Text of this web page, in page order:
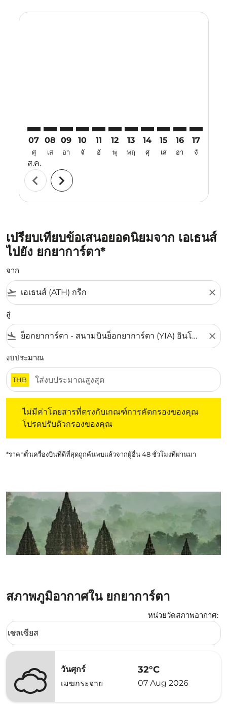
07
ศุ
ส.ค.
08
เส
09
อา
10
จั
11
อั
12
พุ
13
พฤ
14
ศุ
15
เส
16
อา
17
จั
chevron_left chevron_right
เปรียบเทียบข้อเสนอยอดนิยมจาก เอเธนส์
ไปยัง ยกยาการ์ตา*
จาก
flight_takeoff close
สู่
flight_land close
งบประมาณ
THB
ไม่มีค่าโดยสารที่ตรงกับเกณฑ์การคัดกรองของคุณ
โปรดปรับตัวกรองของคุณ
*ราคาตั๋วเครื่องบินที่ดีที่สุดถูกค้นพบแล้วจากผู้อื่น 48 ชั่วโมงที่ผ่านมา
สภาพภูมิอากาศใน ยกยาการ์ตา
หน่วยวัดสภาพอากาศ:
Weather unit option เซลเซียส Selected
เซลเซียส
keyboard_arrow_down
วันศุกร์
เมฆกระจาย
32°C
07 Aug 2026